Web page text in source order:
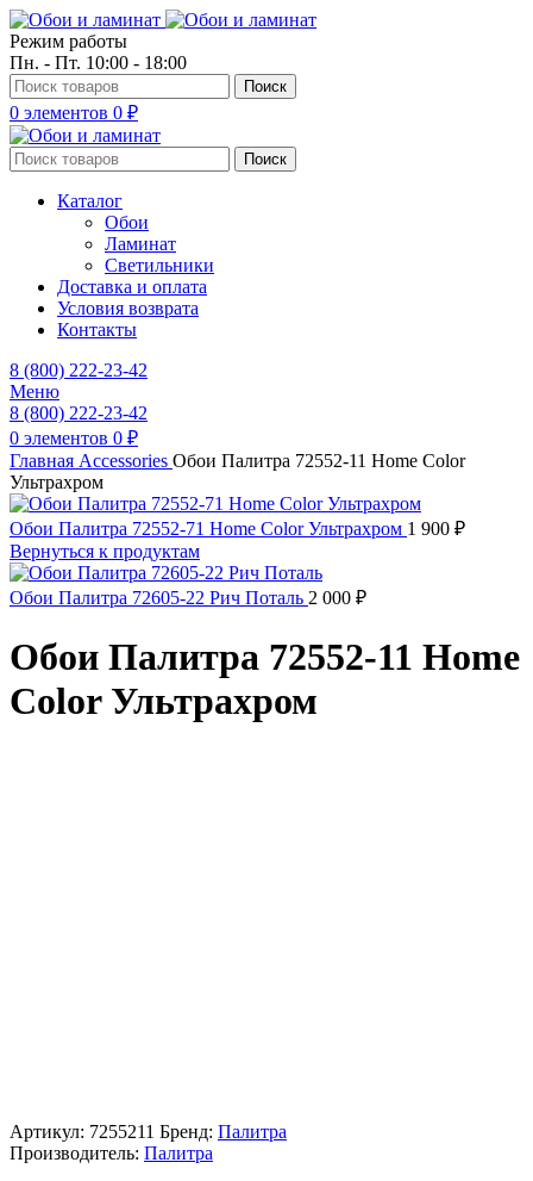
Режим работы
Пн. - Пт. 10:00 - 18:00
Поиск
0 элементов 0 ₽
Поиск
Каталог
Обои
Ламинат
Светильники
Доставка и оплата
Условия возврата
Контакты
8 (800) 222-23-42
Меню
8 (800) 222-23-42
0 элементов 0 ₽
Главная Accessories Обои Палитра 72552-11 Home Color
Ультрахром
Обои Палитра 72552-71 Home Color Ультрахром 1 900 ₽
Вернуться к продуктам
Обои Палитра 72605-22 Рич Поталь 2 000 ₽
Обои Палитра 72552-11 Home
Color Ультрахром
Артикул: 7255211 Бренд: Палитра
Производитель: Палитра